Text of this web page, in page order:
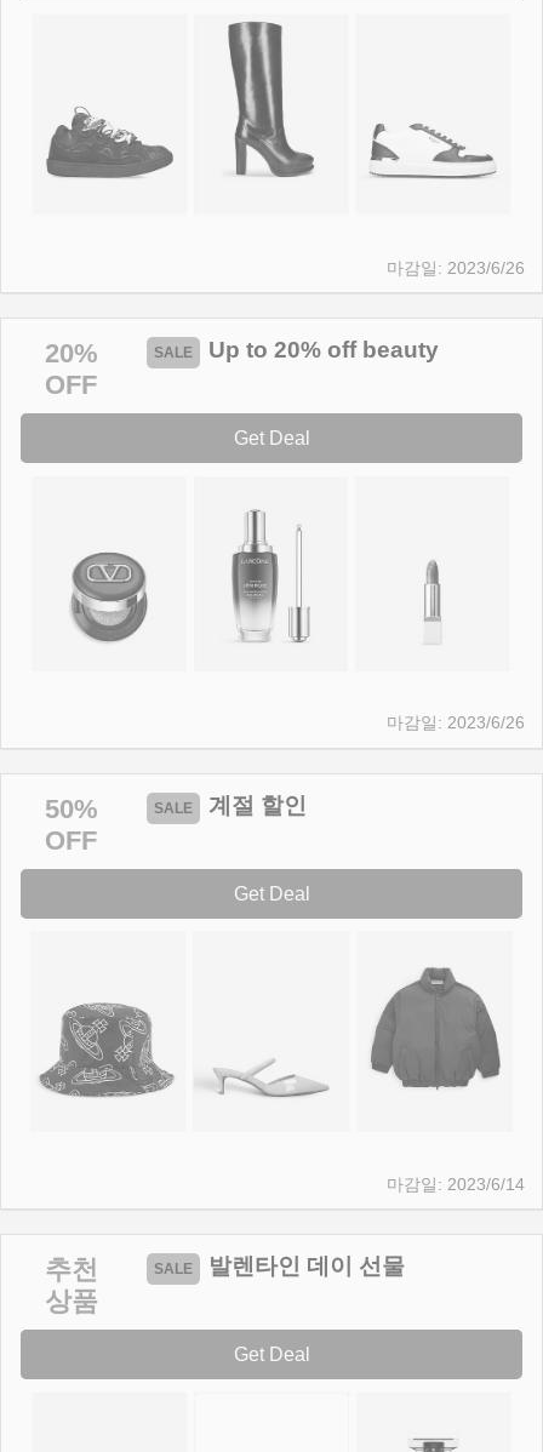
2023/6/26
20%
OFF
Up to 20% off beauty
Get Deal
2023/6/26
50%
OFF
계절 할인
Get Deal
2023/6/14
추천
상품
발렌타인 데이 선물
Get Deal